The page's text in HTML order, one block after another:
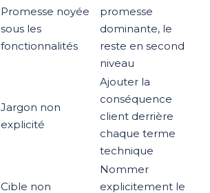
Promesse noyée
sous les
fonctionnalités
promesse
dominante, le
reste en second
niveau
Jargon non
explicité
Ajouter la
conséquence
client derrière
chaque terme
technique
Cible non
Nommer
explicitement le